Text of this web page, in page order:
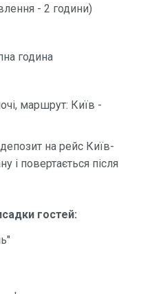
- 2 години)
година
маршрут: Київ -
на рейс Київ-
і повертається після
гостей: